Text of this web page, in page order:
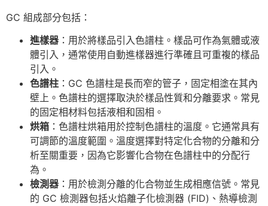
GC 組成部分包括：
進樣器 ：用於將樣品引入色譜柱。樣品可作為氣體或液
體引入，通常使用自動進樣器進行準確且可重複的樣品
引入。
色譜柱 ：GC 色譜柱是長而窄的管子，固定相塗在其內
壁上。色譜柱的選擇取決於樣品性質和分離要求。常見
的固定相材料包括液相和固相。
烘箱 ：色譜柱烘箱用於控制色譜柱的溫度。它通常具有
可調節的溫度範圍。溫度選擇對特定化合物的分離和分
析至關重要，因為它影響化合物在色譜柱中的分配行
為。
檢測器 ：用於檢測分離的化合物並生成相應信號。常見
的 GC 檢測器包括火焰離子化檢測器 (FID)、熱導檢測